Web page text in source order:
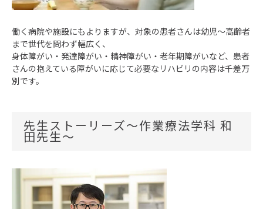
働く病院や施設にもよりますが、対象の患者さんは幼児～高齢者
まで世代を問わず幅広く、
身体障がい・発達障がい・精神障がい・老年期障がいなど、患者
さんの抱えている障がいに応じて必要なリハビリの内容は千差万
別です。
先生ストーリーズ～作業療法学科 和
田先生～